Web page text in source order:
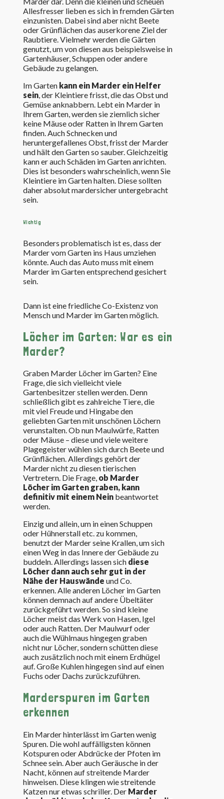
Allesfresser lieben es sich in fremden Gärten
einzunisten. Dabei sind aber nicht Beete
oder Grünflächen das auserkorene Ziel der
Raubtiere. Vielmehr werden die Gärten
genutzt, um von diesen aus beispielsweise in
Gartenhäuser, Schuppen oder andere
Gebäude zu gelangen.
Im Garten kann ein Marder ein Helfer
sein, der Kleintiere frisst, die das Obst und
Gemüse anknabbern. Lebt ein Marder in
Ihrem Garten, werden sie ziemlich sicher
keine Mäuse oder Ratten in Ihrem Garten
finden. Auch Schnecken und
heruntergefallenes Obst, frisst der Marder
und hält den Garten so sauber. Gleichzeitig
kann er auch Schäden im Garten anrichten.
Dies ist besonders wahrscheinlich, wenn Sie
Kleintiere im Garten halten. Diese sollten
daher absolut mardersicher untergebracht
sein.
Wichtig
Besonders problematisch ist es, dass der
Marder vom Garten ins Haus umziehen
könnte. Auch das Auto muss mit einem
Marder im Garten entsprechend gesichert
sein.
Dann ist eine friedliche Co-Existenz von
Mensch und Marder im Garten möglich.
Löcher im Garten: War es ein
Marder?
Graben Marder Löcher im Garten? Eine
Frage, die sich vielleicht viele
Gartenbesitzer stellen werden. Denn
schließlich gibt es zahlreiche Tiere, die
mit viel Freude und Hingabe den
geliebten Garten mit unschönen Löchern
verunstalten. Ob nun Maulwürfe, Ratten
oder Mäuse – diese und viele weitere
Plagegeister wühlen sich durch Beete und
Grünflächen. Allerdings gehört der
Marder nicht zu diesen tierischen
Vertretern. Die Frage, ob Marder
Löcher im Garten graben, kann
definitiv mit einem Neinbeantwortet
werden.
Einzig und allein, um in einen Schuppen
oder Hühnerstall etc. zu kommen,
benutzt der Marder seine Krallen, um sich
einen Weg in das Innere der Gebäude zu
buddeln. Allerdings lassen sich diese
Löcher dann auch sehr gut in der
Nähe der Hauswände und Co.
erkennen. Alle anderen Löcher im Garten
können demnach auf andere Übeltäter
zurückgeführt werden. So sind kleine
Löcher meist das Werk von Hasen, Igel
oder auch Ratten. Der Maulwurf oder
auch die Wühlmaus hingegen graben
nicht nur Löcher, sondern schütten diese
auch zusätzlich noch mit einem Erdhügel
auf. Große Kuhlen hingegen sind auf einen
Fuchs oder Dachs zurückzuführen.
Marderspuren im Garten
erkennen
Ein Marder hinterlässt im Garten wenig
Spuren. Die wohl auffälligsten können
Kotspuren oder Abdrücke der Pfoten im
Schnee sein. Aber auch Geräusche in der
Nacht, können auf streitende Marder
hinweisen. Diese klingen wie streitende
Katzen nur etwas schriller. Der Marder